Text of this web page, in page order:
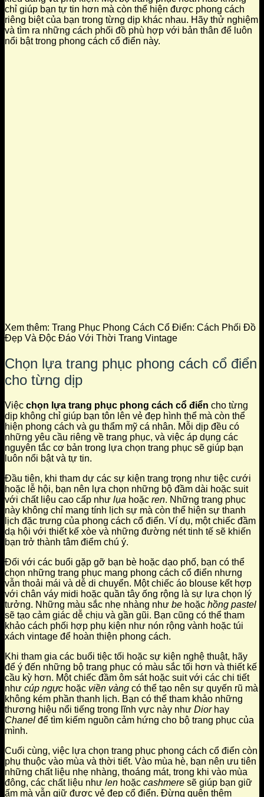
chỉ giúp bạn tự tin hơn mà còn thể hiện được phong cách
riêng biệt của bạn trong từng dịp khác nhau. Hãy thử nghiệm
và tìm ra những cách phối đồ phù hợp với bản thân để luôn
nổi bật trong phong cách cổ điển này.
Xem thêm: Trang Phục Phong Cách Cổ Điển: Cách Phối Đồ
Đẹp Và Độc Đáo Với Thời Trang Vintage
Chọn lựa trang phục phong cách cổ điển
cho từng dịp
Việc chọn lựa trang phục phong cách cổ điển cho từng
dịp không chỉ giúp bạn tôn lên vẻ đẹp hình thể mà còn thể
hiện phong cách và gu thẩm mỹ cá nhân. Mỗi dịp đều có
những yêu cầu riêng về trang phục, và việc áp dụng các
nguyên tắc cơ bản trong lựa chọn trang phục sẽ giúp bạn
luôn nổi bật và tự tin.
Đầu tiên, khi tham dự các sự kiện trang trọng như tiệc cưới
hoặc lễ hội, bạn nên lựa chọn những bộ đầm dài hoặc suit
với chất liệu cao cấp như lụa hoặc ren. Những trang phục
này không chỉ mang tính lịch sự mà còn thể hiện sự thanh
lịch đặc trưng của phong cách cổ điển. Ví dụ, một chiếc đầm
dạ hội với thiết kế xòe và những đường nét tinh tế sẽ khiến
bạn trở thành tâm điểm chú ý.
Đối với các buổi gặp gỡ bạn bè hoặc dạo phố, bạn có thể
chọn những trang phục mang phong cách cổ điển nhưng
vẫn thoải mái và dễ di chuyển. Một chiếc áo blouse kết hợp
với chân váy midi hoặc quần tây ống rộng là sự lựa chọn lý
tưởng. Những màu sắc nhẹ nhàng như be hoặc hồng pastel
sẽ tạo cảm giác dễ chịu và gần gũi. Bạn cũng có thể tham
khảo cách phối hợp phụ kiện như nón rộng vành hoặc túi
xách vintage để hoàn thiện phong cách.
Khi tham gia các buổi tiệc tối hoặc sự kiện nghệ thuật, hãy
để ý đến những bộ trang phục có màu sắc tối hơn và thiết kế
cầu kỳ hơn. Một chiếc đầm ôm sát hoặc suit với các chi tiết
như cúp ngực hoặc viền vàng có thể tạo nên sự quyến rũ mà
không kém phần thanh lịch. Bạn có thể tham khảo những
thương hiệu nổi tiếng trong lĩnh vực này như Diorhay
Chanel để tìm kiếm nguồn cảm hứng cho bộ trang phục của
mình.
Cuối cùng, việc lựa chọn trang phục phong cách cổ điển còn
phụ thuộc vào mùa và thời tiết. Vào mùa hè, bạn nên ưu tiên
những chất liệu nhẹ nhàng, thoáng mát, trong khi vào mùa
đông, các chất liệu như len hoặc cashmere sẽ giúp bạn giữ
ấm mà vẫn giữ được vẻ đẹp cổ điển. Đừng quên thêm